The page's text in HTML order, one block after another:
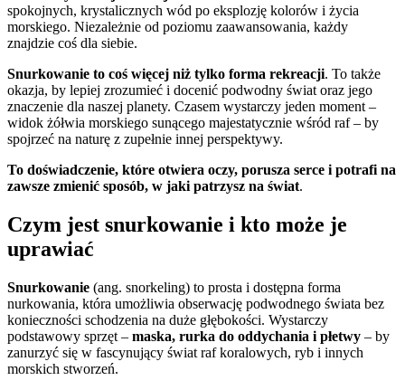
spokojnych, krystalicznych wód po eksplozję kolorów i życia
morskiego. Niezależnie od poziomu zaawansowania, każdy
znajdzie coś dla siebie.
Snurkowanie to coś więcej niż tylko forma rekreacji. To także
okazja, by lepiej zrozumieć i docenić podwodny świat oraz jego
znaczenie dla naszej planety. Czasem wystarczy jeden moment –
widok żółwia morskiego sunącego majestatycznie wśród raf – by
spojrzeć na naturę z zupełnie innej perspektywy.
To doświadczenie, które otwiera oczy, porusza serce i potrafi na
zawsze zmienić sposób, w jaki patrzysz na świat.
Czym jest snurkowanie i kto może je
uprawiać
Snurkowanie (ang. snorkeling) to prosta i dostępna forma
nurkowania, która umożliwia obserwację podwodnego świata bez
konieczności schodzenia na duże głębokości. Wystarczy
podstawowy sprzęt – maska, rurka do oddychania i płetwy – by
zanurzyć się w fascynujący świat raf koralowych, ryb i innych
morskich stworzeń.